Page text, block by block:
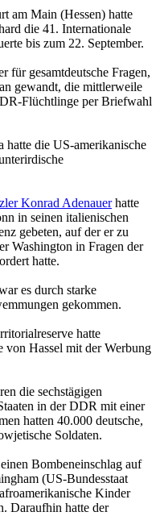
am Main (Hessen) hatte
die 41. Internationale
bis zum 22. September.
gesamtdeutsche Fragen,
gewandt, die mittlerweile
Flüchtlinge per Briefwahl
die US-amerikanische
Konrad Adenauerhatte
in seinen italienischen
gebeten, auf der er zu
Washington in Fragen der
hatte.
es durch starke
gekommen.
hatte
Hassel mit der Werbung
die sechstägigen
in der DDR mit einer
hatten 40.000 deutsche,
Soldaten.
Bombeneinschlag auf
(US-Bundesstaat
Kinder
Daraufhin hatte der